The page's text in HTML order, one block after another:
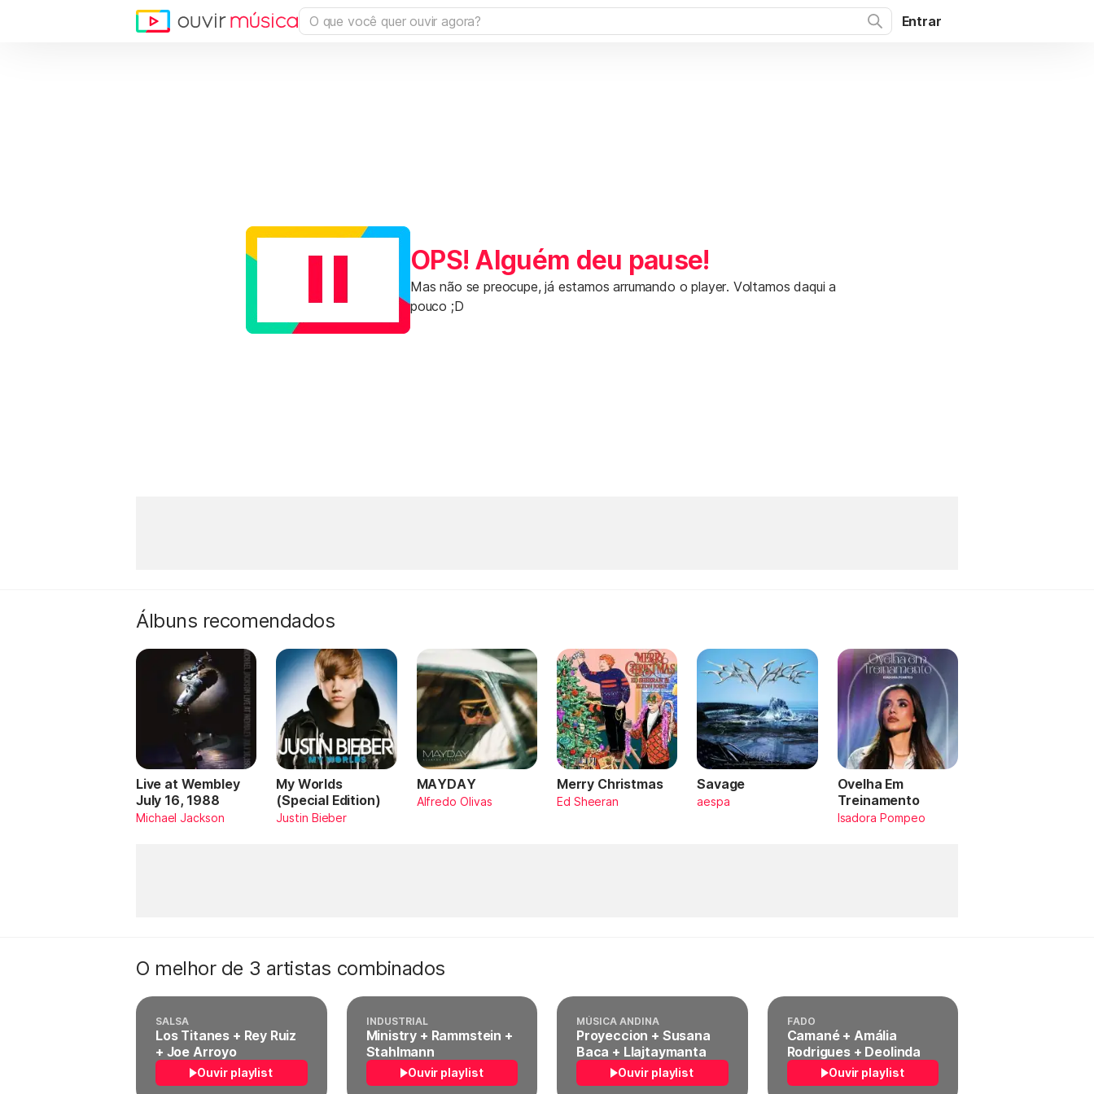
Entrar
OPS! Alguém deu pause!
Mas não se preocupe, já estamos arrumando o player. Voltamos daqui a
pouco ;D
Álbuns recomendados
Live at Wembley
July 16, 1988
Michael Jackson
My Worlds
(Special Edition)
Justin Bieber
MAYDAY
Alfredo Olivas
Merry Christmas
Ed Sheeran
Savage
aespa
Ovelha Em
Treinamento
Isadora Pompeo
O melhor de 3 artistas combinados
SALSA
Los Titanes + Rey Ruiz
+ Joe Arroyo
Ouvir playlist
INDUSTRIAL
Ministry + Rammstein +
Stahlmann
Ouvir playlist
MÚSICA ANDINA
Proyeccion + Susana
Baca + Llajtaymanta
Ouvir playlist
FADO
Camané + Amália
Rodrigues + Deolinda
Ouvir playlist